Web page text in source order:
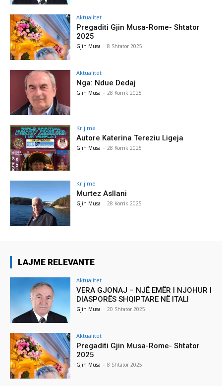
Aktualitet
Pregaditi Gjin Musa-Rome- Shtator
2025
Gjin Musa - 8 Shtator 2025
Aktualitet
Nga: Ndue Dedaj
Gjin Musa - 28 Korrik 2025
Krijime
Autore Katerina Tereziu Ligeja
Gjin Musa - 28 Korrik 2025
Krijime
Murtez Asllani
Gjin Musa - 28 Korrik 2025
LAJME RELEVANTE
Aktualitet
VERA GJONAJ – NJË EMËR I NJOHUR I
DIASPORËS SHQIPTARE NË ITALI
Gjin Musa - 20 Shtator 2025
Aktualitet
Pregaditi Gjin Musa-Rome- Shtator
2025
Gjin Musa - 8 Shtator 2025